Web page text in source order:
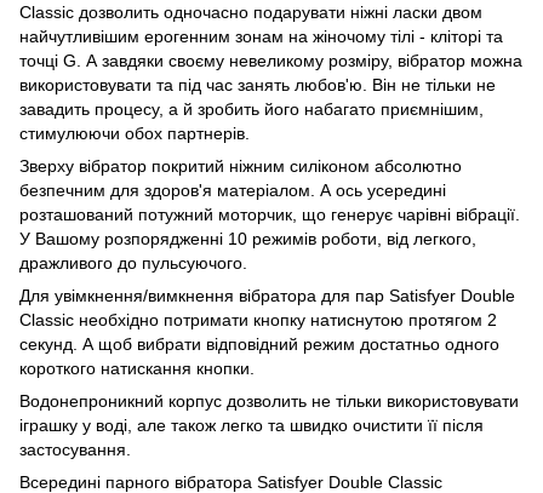
Classic дозволить одночасно подарувати ніжні ласки двом
найчутливішим ерогенним зонам на жіночому тілі - кліторі та
точці G. А завдяки своєму невеликому розміру, вібратор можна
використовувати та під час занять любов'ю. Він не тільки не
завадить процесу, а й зробить його набагато приємнішим,
стимулюючи обох партнерів.
Зверху вібратор покритий ніжним силіконом абсолютно
безпечним для здоров'я матеріалом. А ось усередині
розташований потужний моторчик, що генерує чарівні вібрації.
У Вашому розпорядженні 10 режимів роботи, від легкого,
дражливого до пульсуючого.
Для увімкнення/вимкнення вібратора для пар Satisfyer Double
Classic необхідно потримати кнопку натиснутою протягом 2
секунд. А щоб вибрати відповідний режим достатньо одного
короткого натискання кнопки.
Водонепроникний корпус дозволить не тільки використовувати
іграшку у воді, але також легко та швидко очистити її після
застосування.
Всередині парного вібратора Satisfyer Double Classic